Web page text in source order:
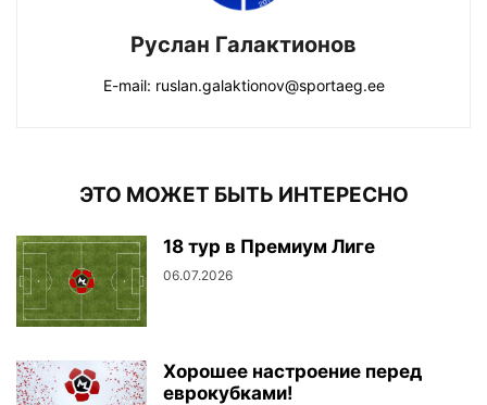
Руслан Галактионов
E-mail: ruslan.galaktionov@sportaeg.ee
ЭТО МОЖЕТ БЫТЬ ИНТЕРЕСНО
18 тур в Премиум Лиге
06.07.2026
Хорошее настроение перед
еврокубками!